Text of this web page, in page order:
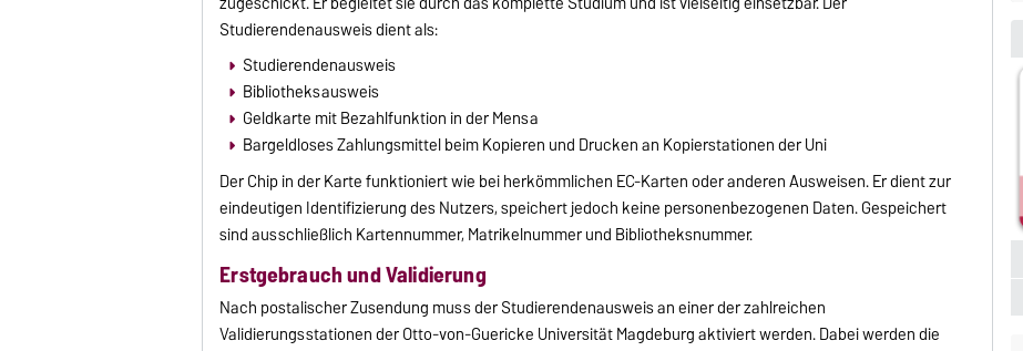
Studierendenausweis dient als:
Studierendenausweis
Bibliotheksausweis
Geldkarte mit Bezahlfunktion in der Mensa
Bargeldloses Zahlungsmittel beim Kopieren und Drucken an Kopierstationen der Uni
Der Chip in der Karte funktioniert wie bei herkömmlichen EC-Karten oder anderen Ausweisen. Er dient zur
eindeutigen Identifizierung des Nutzers, speichert jedoch keine personenbezogenen Daten. Gespeichert
sind ausschließlich Kartennummer, Matrikelnummer und Bibliotheksnummer.
Erstgebrauch und Validierung
Nach postalischer Zusendung muss der Studierendenausweis an einer der zahlreichen
Validierungsstationen der Otto-von-Guericke Universität Magdeburg aktiviert werden. Dabei werden die